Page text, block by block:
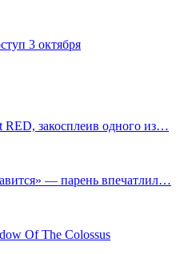
3 октября
RED, закосплеив одного из…
— парень впечатлил…
Of The Colossus